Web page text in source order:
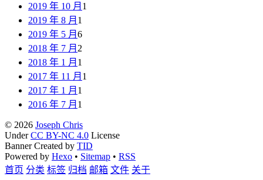
2019 年 10 月 1
2019 年 8 月 1
2019 年 5 月 6
2018 年 7 月 2
2018 年 1 月 1
2017 年 11 月 1
2017 年 1 月 1
2016 年 7 月 1
© 2026 Joseph Chris
UnderCC BY-NC 4.0 License
Banner Created by TID
Powered by Hexo • Sitemap • RSS
首页 分类 标签 归档 邮箱 文件 关于